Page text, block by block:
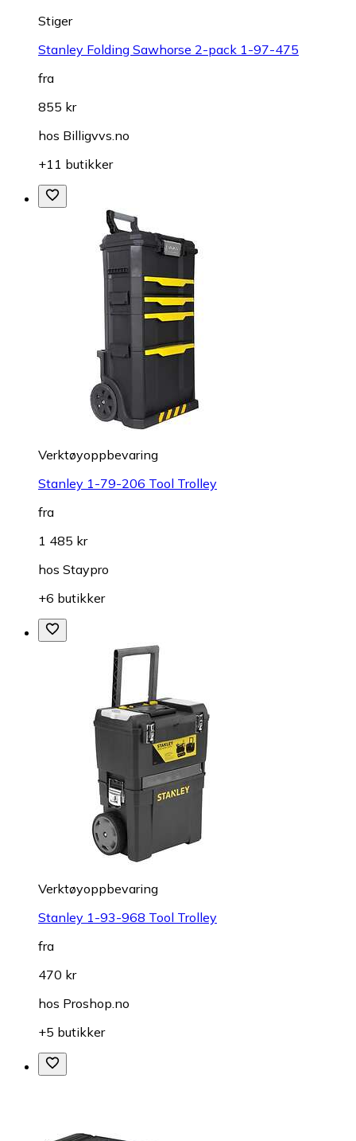
Stiger
Stanley Folding Sawhorse 2-pack 1-97-475
fra
855 kr
hos Billigvvs.no
+11 butikker
Verktøyoppbevaring
Stanley 1-79-206 Tool Trolley
fra
1 485 kr
hos Staypro
+6 butikker
Verktøyoppbevaring
Stanley 1-93-968 Tool Trolley
fra
470 kr
hos Proshop.no
+5 butikker